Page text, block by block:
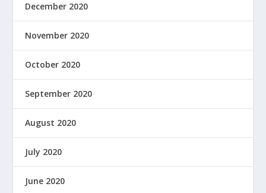
December 2020
November 2020
October 2020
September 2020
August 2020
July 2020
June 2020